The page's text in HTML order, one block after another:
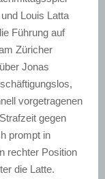
und Louis Latta
Führung auf
Züricher
Jonas
vorgetragenen
gegen
prompt in
rechter Position
die Latte.